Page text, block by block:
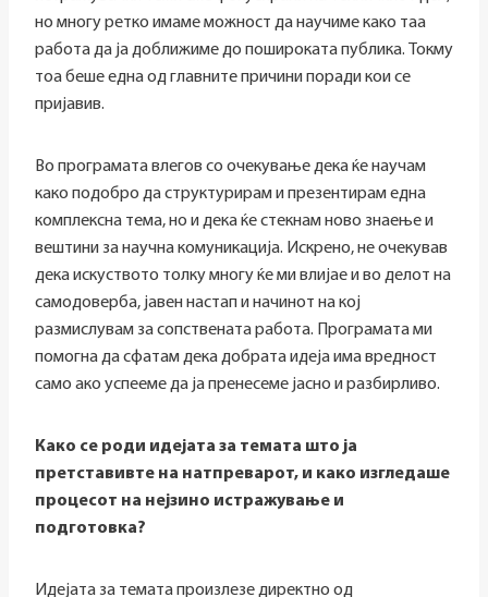
но многу ретко имаме можност да научиме како таа
работа да ја доближиме до пошироката публика. Токму
тоа беше една од главните причини поради кои се
пријавив.
Во програмата влегов со очекување дека ќе научам
како подобро да структурирам и презентирам една
комплексна тема, но и дека ќе стекнам ново знаење и
вештини за научна комуникација. Искрено, не очекував
дека искуството толку многу ќе ми влијае и во делот на
самодоверба, јавен настап и начинот на кој
размислувам за сопствената работа. Програмата ми
помогна да сфатам дека добрата идеја има вредност
само ако успееме да ја пренесеме јасно и разбирливо.
Како се роди идејата за темата што ја
претставивте на натпреварот, и како изгледаше
процесот на нејзино истражување и
подготовка?
Идејата за темата произлезе директно од